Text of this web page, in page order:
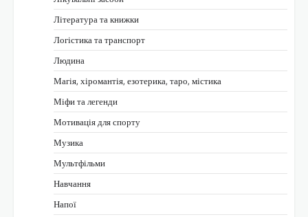
Література та книжки
Логістика та транспорт
Людина
Магія, хіромантія, езотерика, таро, містика
Міфи та легенди
Мотивація для спорту
Музика
Мультфільми
Навчання
Напої